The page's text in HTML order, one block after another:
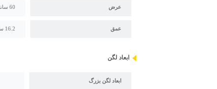
عرض 60 سانتیمتر
عمق 16.2 سانتیمتر
ابعاد لگن
ابعاد لگن بزرگ